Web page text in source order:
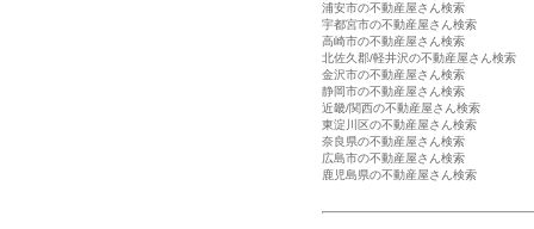
浦安市の不動産屋さん検索
宇都宮市の不動産屋さん検索
高崎市の不動産屋さん検索
北佐久郡/軽井沢の不動産屋さん検索
金沢市の不動産屋さん検索
静岡市の不動産屋さん検索
近畿/関西の不動産屋さん検索
東淀川区の不動産屋さん検索
奈良県の不動産屋さん検索
広島市の不動産屋さん検索
鹿児島県の不動産屋さん検索